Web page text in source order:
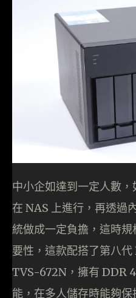
中小企如達到一定人數
在 NAS 上進行，再透過
統做成一定負擔，這時
要性，這款配搭了第八
TVS-672N，擁有 DDR
能，在多人儲存時能夠